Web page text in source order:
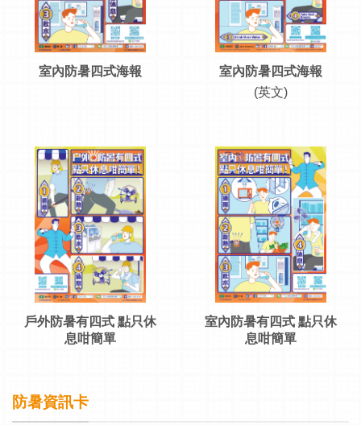
室內防暑四式海報
室內防暑四式海報
(英文)
戶外防暑有四式 點只休
息咁簡單
室內防暑有四式 點只休
息咁簡單
防暑資訊卡